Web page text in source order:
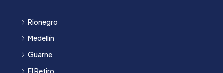
Rionegro
Medellín
Guarne
El Retiro